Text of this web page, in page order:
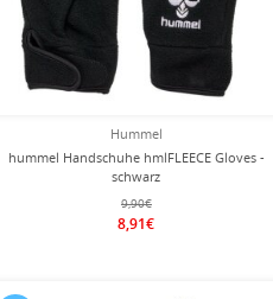
Hummel
hummel Handschuhe hmlFLEECE Gloves -
schwarz
9,90€
8,91€